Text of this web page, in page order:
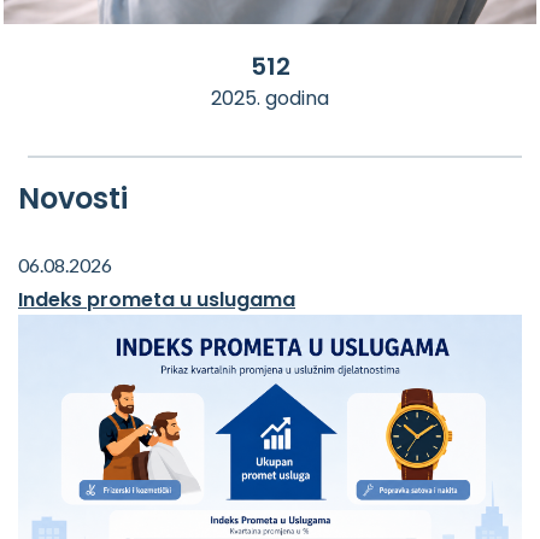
512
2025. godina
Novosti
06.08.2026
Indeks prometa u uslugama